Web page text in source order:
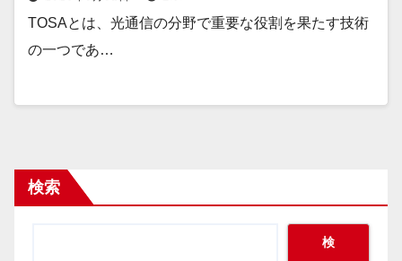
TOSAとは、光通信の分野で重要な役割を果たす技術
の一つであ…
検索
検